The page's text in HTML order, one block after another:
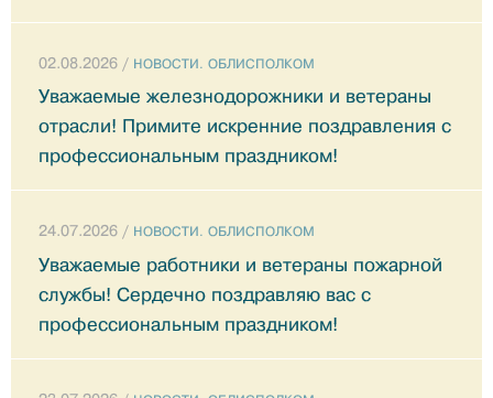
02.08.2026 / НОВОСТИ. ОБЛИСПОЛКОМ
Уважаемые железнодорожники и ветераны
отрасли! Примите искренние поздравления с
профессиональным праздником!
24.07.2026 / НОВОСТИ. ОБЛИСПОЛКОМ
Уважаемые работники и ветераны пожарной
службы! Сердечно поздравляю вас с
профессиональным праздником!